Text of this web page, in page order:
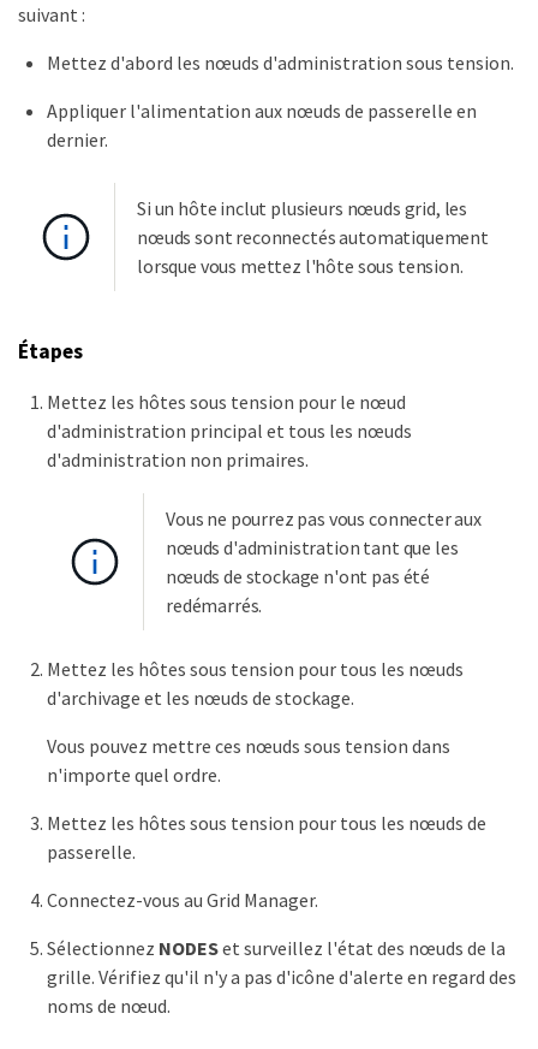
suivant :
Mettez d'abord les nœuds d'administration sous tension.
Appliquer l'alimentation aux nœuds de passerelle en
dernier.
Si un hôte inclut plusieurs nœuds grid, les
nœuds sont reconnectés automatiquement
lorsque vous mettez l'hôte sous tension.
Étapes
Mettez les hôtes sous tension pour le nœud
d'administration principal et tous les nœuds
d'administration non primaires.
Vous ne pourrez pas vous connecter aux
nœuds d'administration tant que les
nœuds de stockage n'ont pas été
redémarrés.
Mettez les hôtes sous tension pour tous les nœuds
d'archivage et les nœuds de stockage.
Vous pouvez mettre ces nœuds sous tension dans
n'importe quel ordre.
Mettez les hôtes sous tension pour tous les nœuds de
passerelle.
Connectez-vous au Grid Manager.
Sélectionnez NODESet surveillez l'état des nœuds de la
grille. Vérifiez qu'il n'y a pas d'icône d'alerte en regard des
noms de nœud.